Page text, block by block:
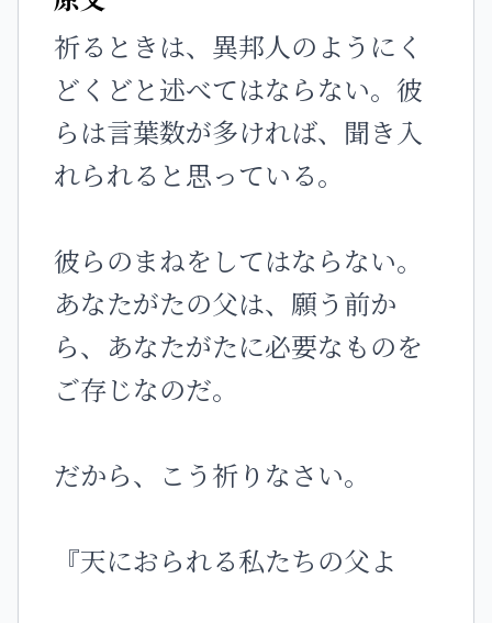
祈るときは、異邦人のようにく
どくどと述べてはならない。彼
らは言葉数が多ければ、聞き入
れられると思っている。
彼らのまねをしてはならない。
あなたがたの父は、願う前か
ら、あなたがたに必要なものを
ご存じなのだ。
だから、こう祈りなさい。
『天におられる私たちの父よ